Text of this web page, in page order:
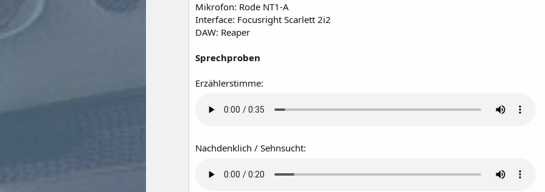
Mikrofon: Rode NT1-A
Interface: Focusright Scarlett 2i2
DAW: Reaper
Sprechproben
Erzählerstimme:
Nachdenklich / Sehnsucht: